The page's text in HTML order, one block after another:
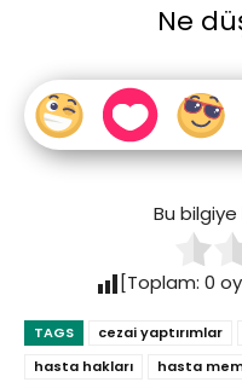
Ne
Bu
[Toplam:0
TAGS cezai yaptırımlar
hasta hakları
hasta